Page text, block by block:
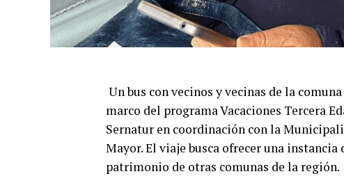
Un bus con vecinos y vecinas de la
marco del programa Vacaciones Tercera
Sernatur en coordinación con la
Mayor. El viaje busca ofrecer una
patrimonio de otras comunas de la región.